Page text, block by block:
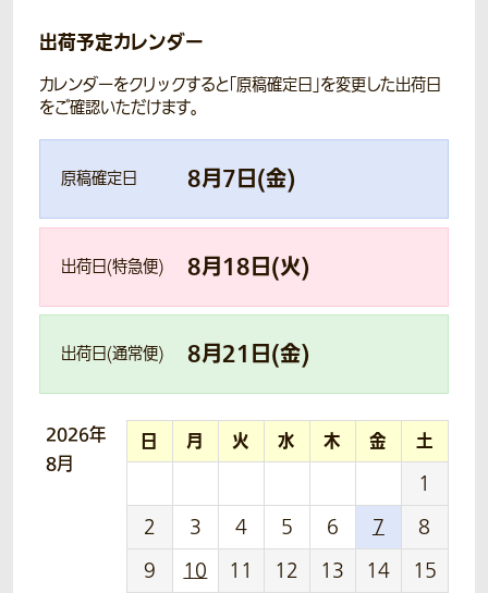
出荷予定カレンダー
カレンダーをクリックすると「原稿確定日」を変更した出荷日
をご確認いただけます。
原稿確定日 8月7日(金)
出荷日(特急便) 8月18日(火)
出荷日(通常便) 8月21 日(金)
2026年
8月
日 月 火 水 木 金 土
1
2
3 4 5 6 7
8
9
10 11 12 13 14
15